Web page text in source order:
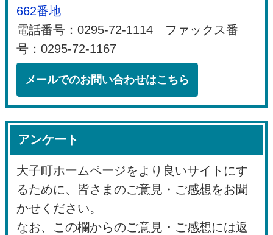
662番地
電話番号：0295-72-1114 ファックス番
号：0295-72-1167
メールでのお問い合わせはこちら
アンケート
大子町ホームページをより良いサイトにす
るために、皆さまのご意見・ご感想をお聞
かせください。
なお、この欄からのご意見・ご感想には返